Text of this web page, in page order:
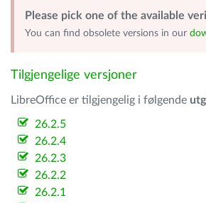
Please pick one of the available
You can find obsolete versions in our
Tilgjengelige versjoner
LibreOffice er tilgjengelig i følgende
26.2.5
26.2.4
26.2.3
26.2.2
26.2.1